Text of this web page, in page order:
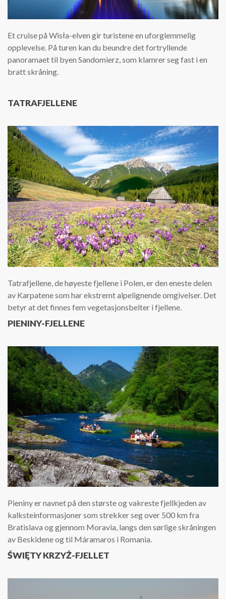
Et cruise på Wisła-elven gir turistene en uforglemmelig
opplevelse. På turen kan du beundre det fortryllende
panoramaet til byen Sandomierz, som klamrer seg fast i en
bratt skråning.
TATRAFJELLENE
Tatrafjellene, de høyeste fjellene i Polen, er den eneste delen
av Karpatene som har ekstremt alpelignende omgivelser. Det
betyr at det finnes fem vegetasjonsbelter i fjellene.
PIENINY-FJELLENE
Pieniny er navnet på den største og vakreste fjellkjeden av
kalksteinformasjoner som strekker seg over 500 km fra
Bratislava og gjennom Moravia, langs den sørlige skråningen
av Beskidene og til Máramaros i Romania.
ŚWIĘTY KRZYŻ-FJELLET